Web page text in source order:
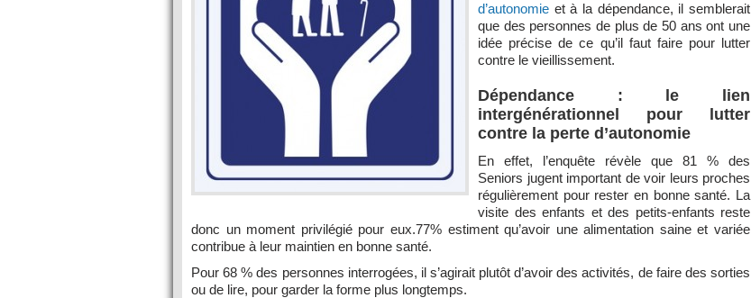
d’autonomie et à la dépendance, il semblerait
que des personnes de plus de 50 ans ont une
idée précise de ce qu’il faut faire pour lutter
contre le vieillissement.
Dépendance : le lien
intergénérationnel pour lutter
contre la perte d’autonomie
En effet, l’enquête révèle que 81 % des
Seniors jugent important de voir leurs proches
régulièrement pour rester en bonne santé. La
visite des enfants et des petits-enfants reste
donc un moment privilégié pour eux.77% estiment qu’avoir une alimentation saine et variée
contribue à leur maintien en bonne santé.
Pour 68 % des personnes interrogées, il s’agirait plutôt d’avoir des activités, de faire des sorties
ou de lire, pour garder la forme plus longtemps.